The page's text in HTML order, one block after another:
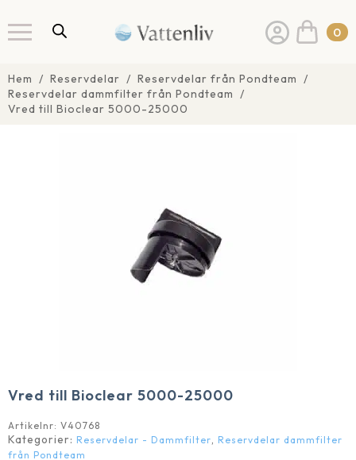
0
Hem Reservdelar
Reservdelar från Pondteam
Reservdelar dammfilter från Pondteam
Vred till Bioclear 5000-25000
Vred till Bioclear 5000-25000
Artikelnr: V40768
Kategorier: Reservdelar - Dammfilter, Reservdelar dammfilter
från Pondteam